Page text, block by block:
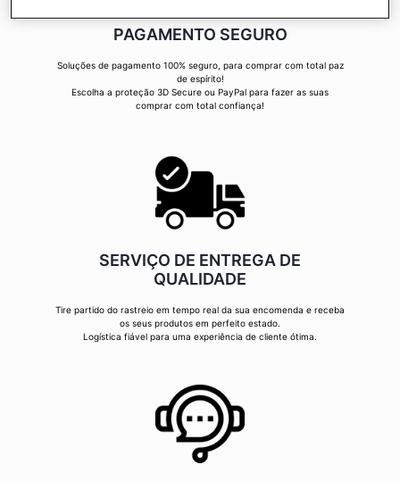
PAGAMENTO SEGURO
Soluções de pagamento 100% seguro, para comprar com total paz
de espírito!
Escolha a proteção 3D Secure ou PayPal para fazer as suas
comprar com total confiança!
SERVIÇO DE ENTREGA DE
QUALIDADE
Tire partido do rastreio em tempo real da sua encomenda e receba
os seus produtos em perfeito estado.
Logística fiável para uma experiência de cliente ótima.